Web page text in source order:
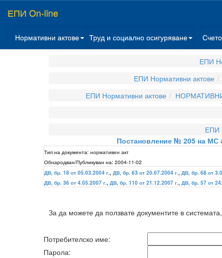
ЕПИ On-line
Нормативни актове Труд и социално осигуряване
ЕПИ
ЕПИ Нормативни актове
ЕПИ Нормативни актове
ЕПИ
Постановление № 205 на МС
Тип на документа: нормативен акт
Обнародван/Публикуван на: 2004-11-02
ДВ, бр. 18 от 05.03.2004 г., ДВ, бр. 63 от 20.07.2004 г., ДВ, бр. 68 от
ДВ, бр. 36 от 4.05.2007 г., ДВ, бр. 110 от 21.12.2007 г., ДВ, бр. 57 от
За да можете да ползвате документите в системата,
Потребителско име:
Парола: